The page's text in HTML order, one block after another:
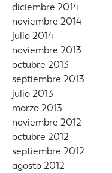
diciembre 2014
noviembre 2014
julio 2014
noviembre 2013
octubre 2013
septiembre 2013
julio 2013
marzo 2013
noviembre 2012
octubre 2012
septiembre 2012
agosto 2012